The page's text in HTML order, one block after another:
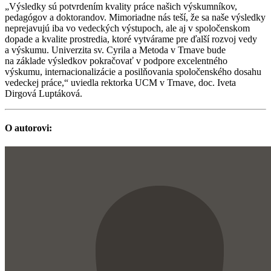
„Výsledky sú potvrdením kvality práce našich výskumníkov,
pedagógov a doktorandov. Mimoriadne nás teší, že sa naše výsledky
neprejavujú iba vo vedeckých výstupoch, ale aj v spoločenskom
dopade a kvalite prostredia, ktoré vytvárame pre ďalší rozvoj vedy
a výskumu. Univerzita sv. Cyrila a Metoda v Trnave bude
na základe výsledkov pokračovať v podpore excelentného
výskumu, internacionalizácie a posilňovania spoločenského dosahu
vedeckej práce,“ uviedla rektorka UCM v Trnave, doc. Iveta
Dirgová Luptáková.
O autorovi: